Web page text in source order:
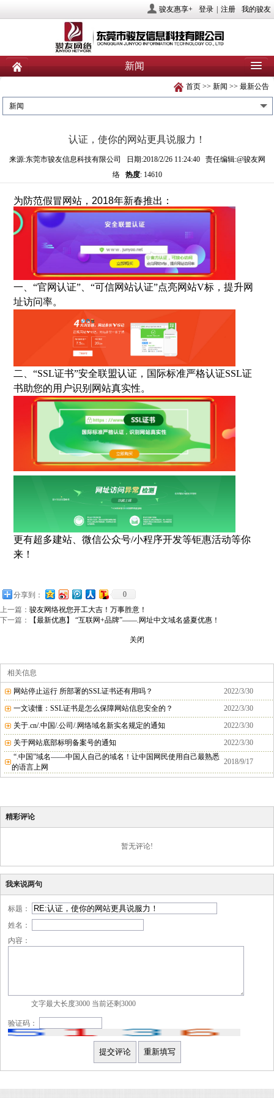
骏友惠享+ 登录 注册 我的骏友
新闻
新闻
产品 业务服务 社会责任
投资者关系
首页 >> 新闻 >> 最新公告
新闻
认证，使你的网站更具说服力！
来源:东莞市骏友信息科技有限公司 日期:2018/2/26 11:24:40 责任编辑:@骏友网
络 热度: 14610
为防范假冒网站， 2018年新春推出：
一、“官网认证”、“可信网站认证”点亮网站V标，提升网
址访问率。
二、“SSL证书”安全联盟认证，国际标准严格认证SSL证
书助您的用户识别网站真实性。
更有超多建站、微信公众号/小程序开发等钜惠活动等你
来！
分享到：
0
上一篇： 骏友网络祝您开工大吉！万事胜意！
下一篇：
【最新优惠】 “互联网+品牌”——.网址中文域名盛夏优惠！
关闭
相关信息
网站停止运行 所部署的SSL证书还有用吗？
2022/3/30
一文读懂：SSL证书是怎么保障网站信息安全的？
2022/3/30
关于.cn/.中国/.公司/.网络域名新实名规定的通知
2022/3/30
关于网站底部标明备案号的通知
2022/3/30
“.中国”域名——中国人自己的域名！让中国网民使用自己最熟悉
的语言上网
2018/9/17
精彩评论
暂无评论!
我来说两句
标题：
姓名：
内容：
文字最大长度3000 当前还剩3000
验证码：